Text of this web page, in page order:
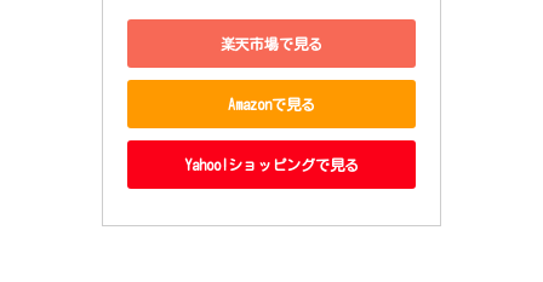
楽天市場で見る
Amazonで見る
Yahoo!ショッピングで見る